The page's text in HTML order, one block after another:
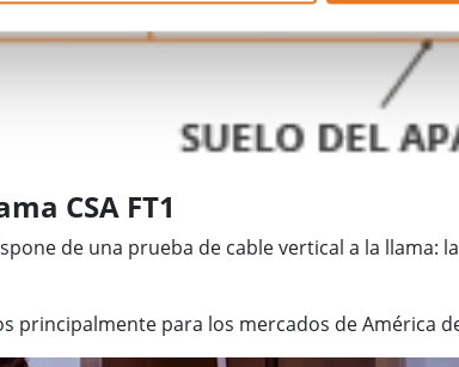
CSA FT1
de una prueba de cable vertical a la llama: la
principalmente para los mercados de América